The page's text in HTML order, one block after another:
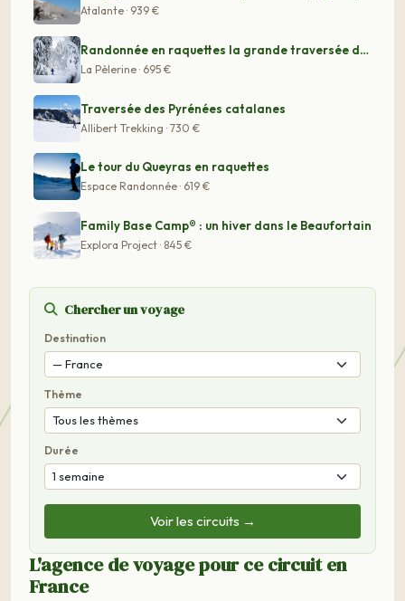
Atalante · 939 €
Randonnée en raquettes la grande traversée du Jura de L
La Pèlerine · 695 €
Traversée des Pyrénées catalanes
Allibert Trekking · 730 €
Le tour du Queyras en raquettes
Espace Randonnée · 619 €
Family Base Camp® : un hiver dans le Beaufortain
Explora Project · 845 €
Chercher un voyage
Destination
Thème
Durée
Voir les circuits →
L'agence de voyage pour ce circuit en
France